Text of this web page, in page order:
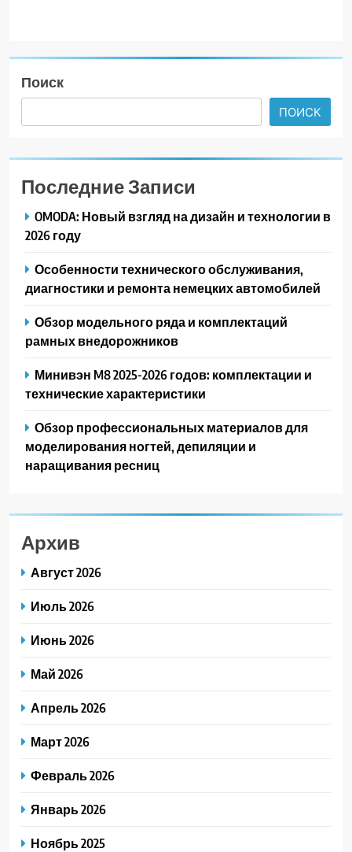
Поиск
ПОИСК
Последние Записи
OMODA: Новый взгляд на дизайн и технологии в
2026 году
Особенности технического обслуживания,
диагностики и ремонта немецких автомобилей
Обзор модельного ряда и комплектаций
рамных внедорожников
Минивэн M8 2025-2026 годов: комплектации и
технические характеристики
Обзор профессиональных материалов для
моделирования ногтей, депиляции и
наращивания ресниц
Архив
Август 2026
Июль 2026
Июнь 2026
Май 2026
Апрель 2026
Март 2026
Февраль 2026
Январь 2026
Ноябрь 2025